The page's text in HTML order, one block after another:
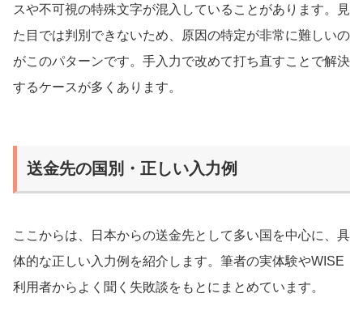
スや不可視の特殊文字が混入していることがあります。見
た目では判別できないため、原因の特定が非常に難しいの
がこのパターンです。手入力で改めて打ち直すことで解決
するケースが多くあります。
送金先の国別・正しい入力例
ここからは、日本からの送金先として多い国を中心に、具
体的な正しい入力例を紹介します。筆者の実体験やWISE
利用者からよく聞く失敗談をもとにまとめています。